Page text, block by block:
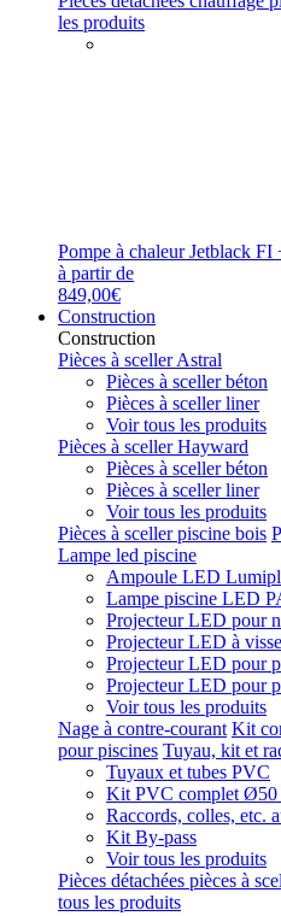
les produits
Pompe à chaleur Jetblack
à partir de
849,00€
Construction
Construction
Pièces à sceller Astral
Pièces à sceller béton
Pièces à sceller liner
Voir tous les produits
Pièces à sceller Hayward
Pièces à sceller béton
Pièces à sceller liner
Voir tous les produits
Pièces à sceller piscine bois
Lampe led piscine
Ampoule LED
Lampe piscine LED
Projecteur LED pour
Projecteur LED à
Projecteur LED pour
Projecteur LED pour
Voir tous les produits
Nage à contre-courant Kit
pour piscines Tuyau, kit et
Tuyaux et tubes PVC
Kit PVC complet
Raccords, colles, etc.
Kit By-pass
Voir tous les produits
Pièces détachées pièces à
tous les produits